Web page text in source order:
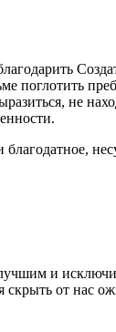
поглотить
не
благодатное,
и
скрыть от